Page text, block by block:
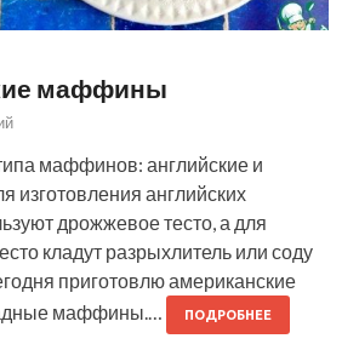
маффины
маффинов: английские и
изготовления английских
дрожжевое тесто, а для
кладут разрыхлитель или соду
приготовлю американские
маффины.…
ПОДРОБНЕЕ